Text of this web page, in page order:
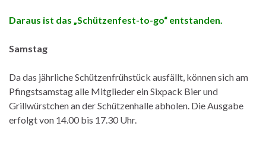
Daraus ist das „Schützenfest-to-go“ entstanden.
Samstag
Da das jährliche Schützenfrühstück ausfällt, können sich am
Pfingstsamstag alle Mitglieder ein Sixpack Bier und
Grillwürstchen an der Schützenhalle abholen. Die Ausgabe
erfolgt von 14.00 bis 17.30 Uhr.